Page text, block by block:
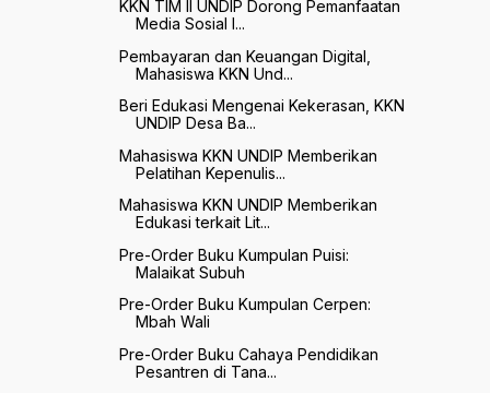
KKN TIM II UNDIP Dorong Pemanfaatan
Media Sosial I...
Pembayaran dan Keuangan Digital,
Mahasiswa KKN Und...
Beri Edukasi Mengenai Kekerasan, KKN
UNDIP Desa Ba...
Mahasiswa KKN UNDIP Memberikan
Pelatihan Kepenulis...
Mahasiswa KKN UNDIP Memberikan
Edukasi terkait Lit...
Pre-Order Buku Kumpulan Puisi:
Malaikat Subuh
Pre-Order Buku Kumpulan Cerpen:
Mbah Wali
Pre-Order Buku Cahaya Pendidikan
Pesantren di Tana...